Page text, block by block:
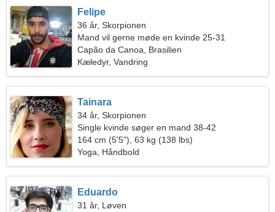
Felipe
36 år, Skorpionen
Mand vil gerne møde en kvinde 25-31
Capão da Canoa, Brasilien
Kæledyr, Vandring
Tainara
34 år, Skorpionen
Single kvinde søger en mand 38-42
164 cm (5'5"), 63 kg (138 lbs)
Yoga, Håndbold
Eduardo
31 år, Løven